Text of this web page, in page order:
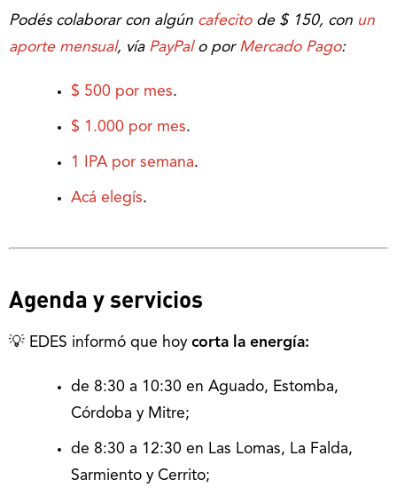
Podés colaborar con algún cafecitode $ 150, con un
aporte mensual, víaPayPalo por Mercado Pago:
$ 500 por mes.
$ 1.000 por mes.
1 IPA por semana.
Acá elegís.
Agenda y servicios
💡 EDES informó que hoy corta la energía:
de 8:30 a 10:30 en Aguado, Estomba,
Córdoba y Mitre;
de 8:30 a 12:30 en Las Lomas, La Falda,
Sarmiento y Cerrito;